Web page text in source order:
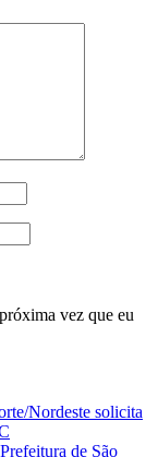
vez que eu
Nordeste solicita
de São